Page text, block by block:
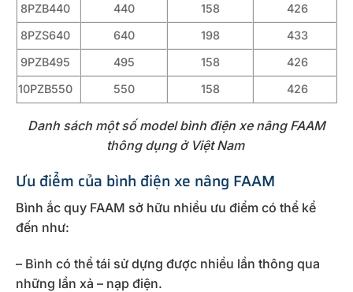
8PZB440 440 158
426
8PZS640
640 198
433
9PZB495
495 158
426
10PZB550
550 158 426
Danh sách một số model bình điện xe nâng FAAM
thông dụng ở Việt Nam
Ưu điểm của bình điện xe nâng FAAM
Bình ắc quy FAAM sở hữu nhiều ưu điểm có thể kể
đến như:
– Bình có thể tái sử dựng được nhiều lần thông qua
những lần xả – nạp điện.